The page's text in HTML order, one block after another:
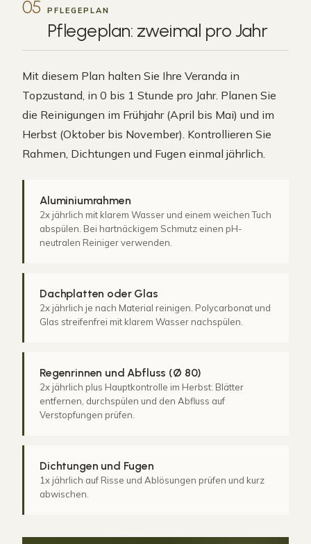
05 PFLEGEPLAN
Pflegeplan: zweimal proJahr
Mit diesem Plan halten Sie Ihre Veranda in
Topzustand, in 0 bis 1 Stunde pro Jahr. Planen Sie
die Reinigungen im Frühjahr (April bis Mai) und im
Herbst (Oktober bis November). Kontrollieren Sie
Rahmen, Dichtungen und Fugen einmal jährlich.
Aluminiumrahmen
2x jährlich mit klarem Wasser und einem weichen Tuch
abspülen. Bei hartnäckigem Schmutz einen pH-
neutralen Reiniger verwenden.
Dachplatten oder Glas
2x jährlich je nach Material reinigen. Polycarbonat und
Glas streifenfrei mit klarem Wasser nachspülen.
Regenrinnen und Abfluss (Ø 80)
2x jährlich plus Hauptkontrolle im Herbst: Blätter
entfernen, durchspülen und den Abfluss auf
Verstopfungen prüfen.
Dichtungen und Fugen
1x jährlich auf Risse und Ablösungen prüfen und kurz
abwischen.